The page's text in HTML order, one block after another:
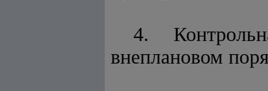
4.
внеплановом